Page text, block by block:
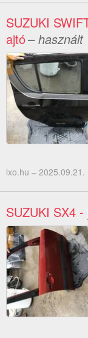
SUZUKI
ajtó– használt
lxo.hu – 2025.09.21.
SUZUKI SX4